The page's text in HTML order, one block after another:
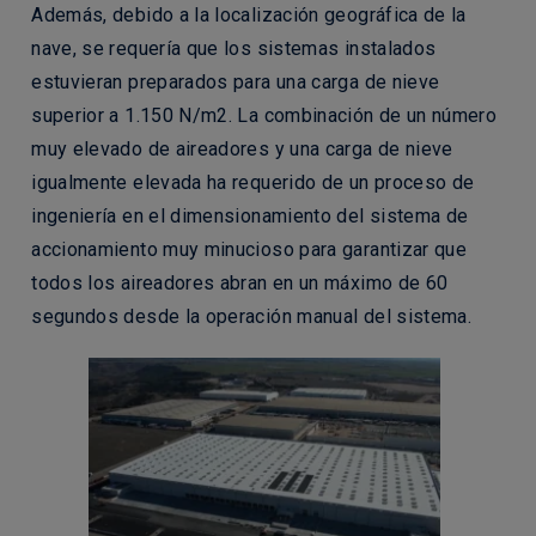
Además, debido a la localización geográfica de la
nave, se requería que los sistemas instalados
estuvieran preparados para una carga de nieve
superior a 1.150 N/m2. La combinación de un número
muy elevado de aireadores y una carga de nieve
igualmente elevada ha requerido de un proceso de
ingeniería en el dimensionamiento del sistema de
accionamiento muy minucioso para garantizar que
todos los aireadores abran en un máximo de 60
segundos desde la operación manual del sistema.